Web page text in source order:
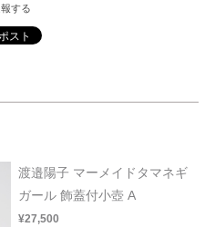
する
渡邉陽子 マーメイドタマネギ
ガール 飾蓋付小壺 A
¥27,500